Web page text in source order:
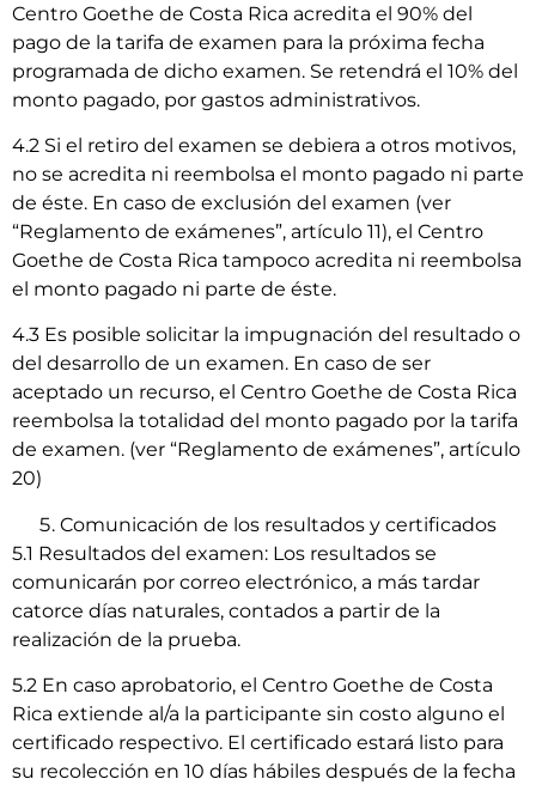
Centro Goethe de Costa Rica acredita el 90% del
pago de la tarifa de examen para la próxima fecha
programada de dicho examen. Se retendrá el 10% del
monto pagado, por gastos administrativos.
4.2 Si el retiro del examen se debiera a otros motivos,
no se acredita ni reembolsa el monto pagado ni parte
de éste. En caso de exclusión del examen (ver
“Reglamento de exámenes”, artículo 11), el Centro
Goethe de Costa Rica tampoco acredita ni reembolsa
el monto pagado ni parte de éste.
4.3 Es posible solicitar la impugnación del resultado o
del desarrollo de un examen. En caso de ser
aceptado un recurso, el Centro Goethe de Costa Rica
reembolsa la totalidad del monto pagado por la tarifa
de examen. (ver “Reglamento de exámenes”, artículo
20)
Comunicación de los resultados y certificados
5.1 Resultados del examen: Los resultados se
comunicarán por correo electrónico, a más tardar
catorce días naturales, contados a partir de la
realización de la prueba.
5.2 En caso aprobatorio, el Centro Goethe de Costa
Rica extiende al/a la participante sin costo alguno el
certificado respectivo. El certificado estará listo para
su recolección en 10 días hábiles después de la fecha